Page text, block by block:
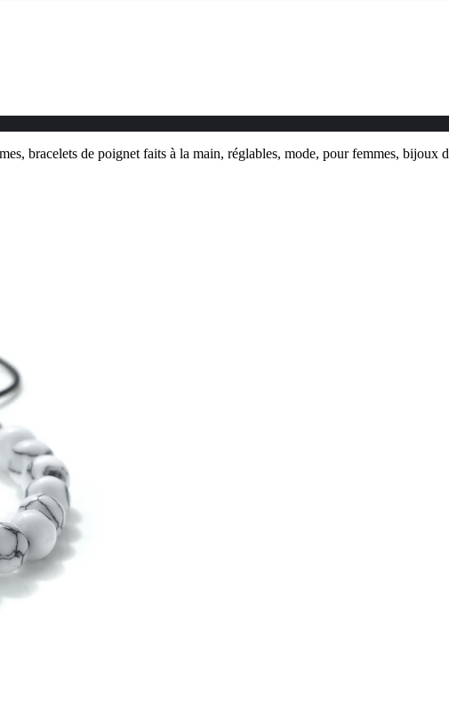
bracelets de poignet faits à la main, réglables, mode, pour femmes, bijoux